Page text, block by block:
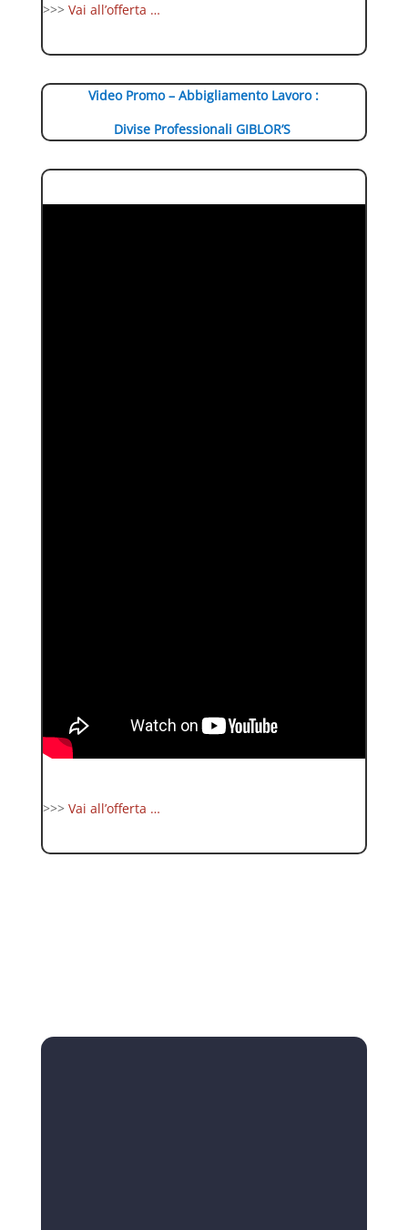
>>> Vai all’offerta …
Video Promo – Abbigliamento Lavoro :
Divise Professionali GIBLOR’S
>>> Vai all’offerta …